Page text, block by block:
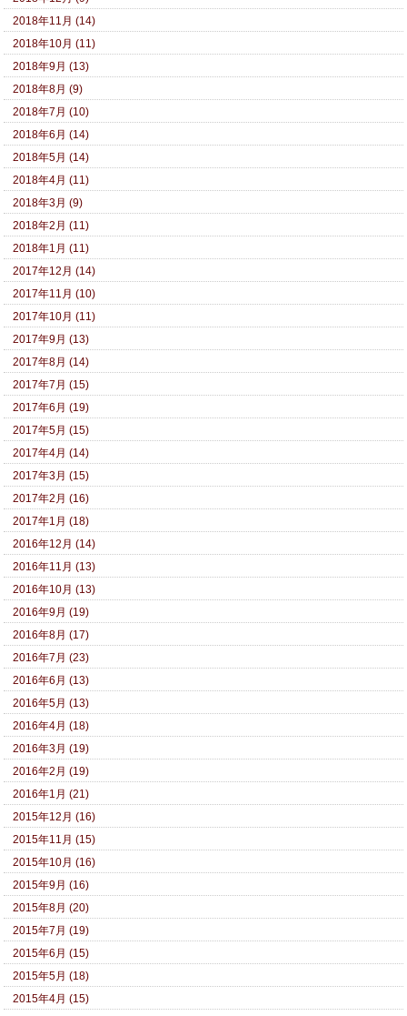
2018年11月 (14)
2018年10月 (11)
2018年9月 (13)
2018年8月 (9)
2018年7月 (10)
2018年6月 (14)
2018年5月 (14)
2018年4月 (11)
2018年3月 (9)
2018年2月 (11)
2018年1月 (11)
2017年12月 (14)
2017年11月 (10)
2017年10月 (11)
2017年9月 (13)
2017年8月 (14)
2017年7月 (15)
2017年6月 (19)
2017年5月 (15)
2017年4月 (14)
2017年3月 (15)
2017年2月 (16)
2017年1月 (18)
2016年12月 (14)
2016年11月 (13)
2016年10月 (13)
2016年9月 (19)
2016年8月 (17)
2016年7月 (23)
2016年6月 (13)
2016年5月 (13)
2016年4月 (18)
2016年3月 (19)
2016年2月 (19)
2016年1月 (21)
2015年12月 (16)
2015年11月 (15)
2015年10月 (16)
2015年9月 (16)
2015年8月 (20)
2015年7月 (19)
2015年6月 (15)
2015年5月 (18)
2015年4月 (15)